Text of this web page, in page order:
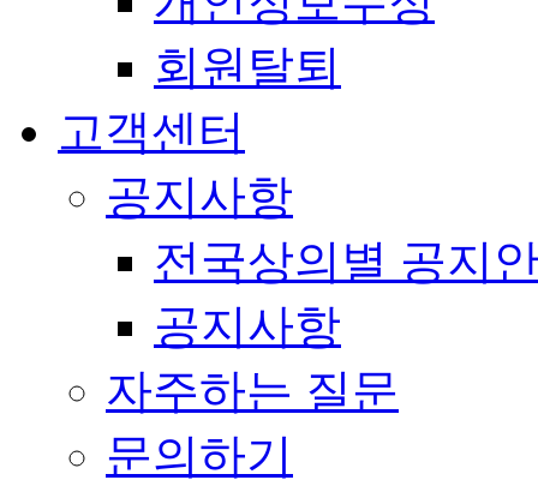
회원탈퇴
고객센터
공지사항
전국상의별 공지
공지사항
자주하는 질문
문의하기